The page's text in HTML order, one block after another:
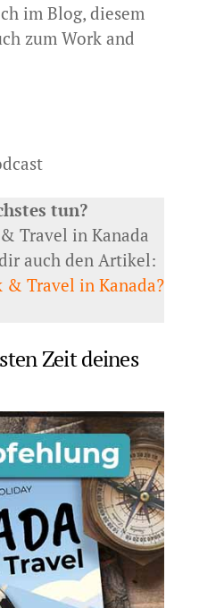
im Blog, diesem
zum Work and
tun?
Travel in Kanada
auch den Artikel:
& Travel in Kanada?
Zeit deines